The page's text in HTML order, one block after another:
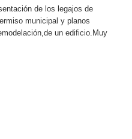
de los legajos de
municipal y planos
un edificio.Muy